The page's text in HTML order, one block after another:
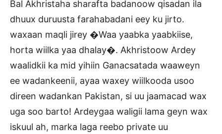
Bal Akhristaha sharafta badanoow qisadan ila
dhuux duruusta farahabadani eey ku jirto.
waxaan maqli jirey �Waa yaabka yaabkiise,
horta wiilka yaa dhalay�. Akhristoow Ardey
waalidkii ka mid yihiin Ganacsatada waaweyn
ee wadankeenii, ayaa waxey wiilkooda usoo
direen wadankan Pakistan, si uu jaamacad wax
uga soo barto! Ardeygaa waligii lama geyn wax
iskuul ah, marka laga reebo private uu